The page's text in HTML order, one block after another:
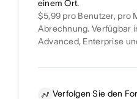
einem Ort.
$5,99 pro Benutzer, pro
Abrechnung. Verfügbar
Advanced, Enterprise
Verfolgen Sie den